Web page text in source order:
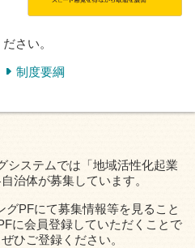
さい。
制度要綱
システムでは「地域活性化起業
治体が募集しています。
PFにて募集情報等を見ること
に会員登録していただくことで
ひご登録ください。